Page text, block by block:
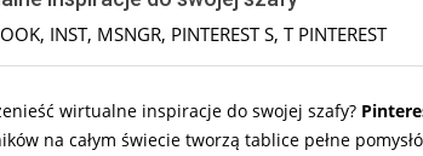
, INST, MSNGR, PINTEREST S, T PINTEREST
wirtualne inspiracje do swojej szafy?
na całym świecie tworzą tablice pełne